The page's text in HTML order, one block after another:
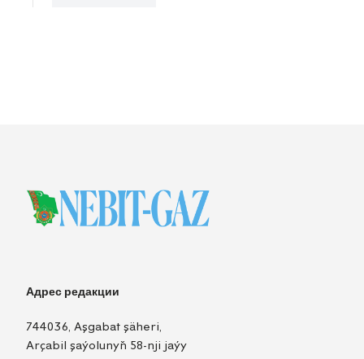
Адрес редакции
744036, Aşgabat şäheri,
Arçabil şaýolunyň 58-nji jaýy